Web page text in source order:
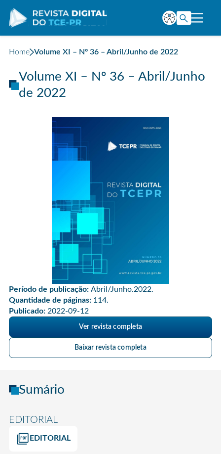
Home Volume XI – Nº 36 – Abril/Junho de 2022
Volume XI – Nº 36 – Abril/Junho
de 2022
Período de publicação: Abril/Junho.2022.
Quantidade de páginas: 114.
Publicado: 2022-09-12
Ver revista completa
Baixar revista completa
Sumário
EDITORIAL
EDITORIAL